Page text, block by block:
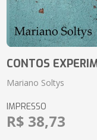
CONTOS
Mariano Soltys
IMPRESSO
R$ 38,73